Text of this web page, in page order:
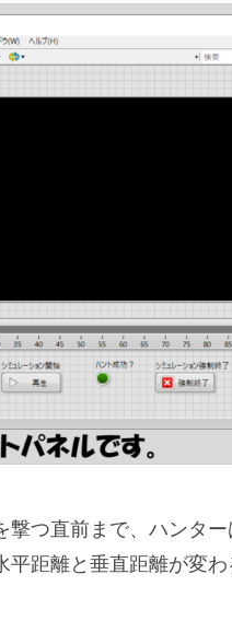
つ直前まで、ハンタ
距離と垂直距離が変